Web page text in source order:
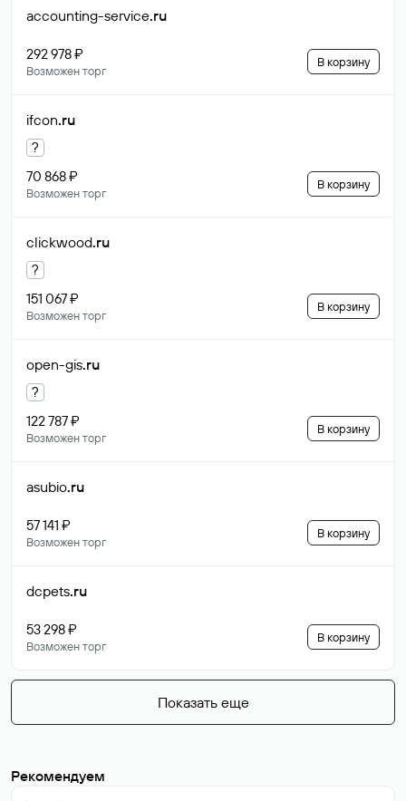
accounting-service.ru
292 978 ₽
Возможен торг
В корзину
ifcon.ru
?
70 868 ₽
Возможен торг
В корзину
clickwood.ru
?
151 067 ₽
Возможен торг
В корзину
open-gis.ru
?
122 787 ₽
Возможен торг
В корзину
asubio.ru
57 141 ₽
Возможен торг
В корзину
dcpets.ru
53 298 ₽
Возможен торг
В корзину
Показать еще
Рекомендуем